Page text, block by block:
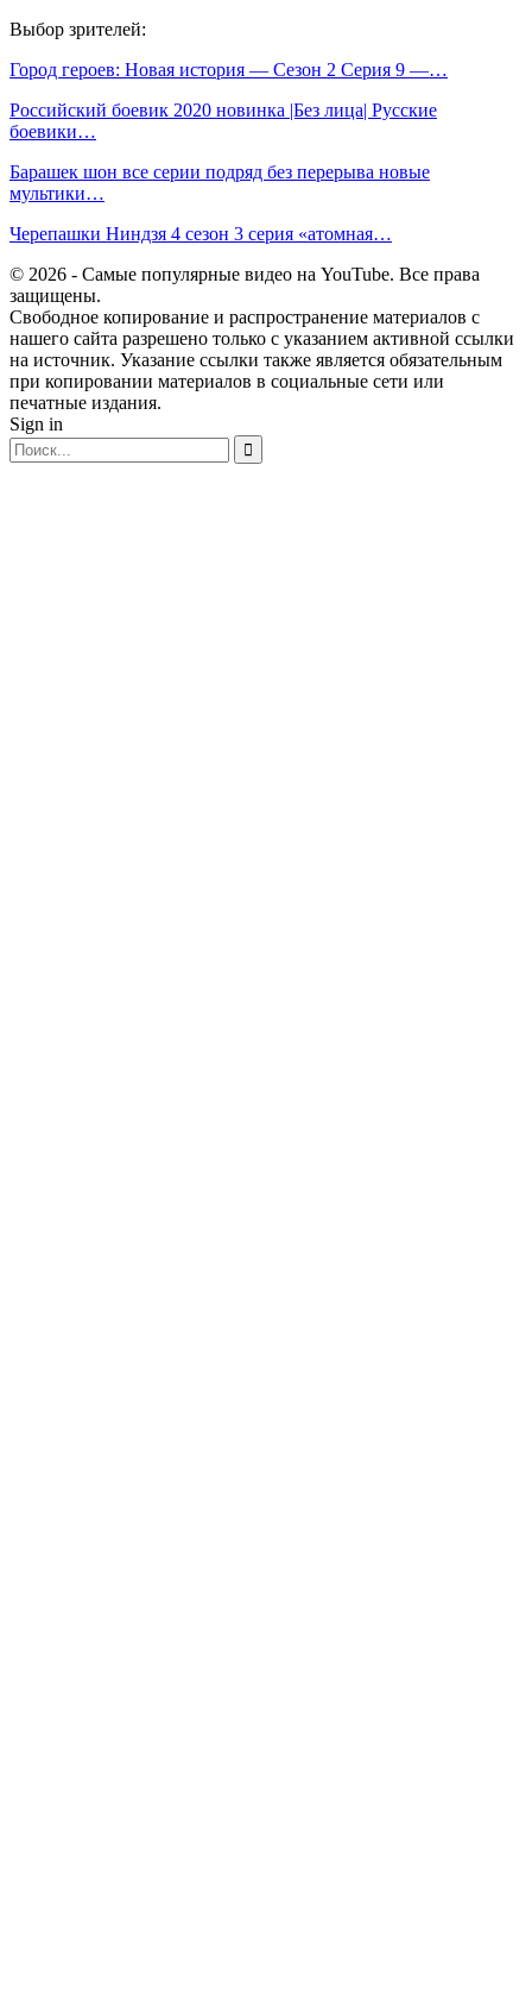
Выбор зрителей:
Город героев: Новая история — Сезон 2 Серия 9 —…
Российский боевик 2020 новинка |Без лица| Русские
боевики…
Барашек шон все серии подряд без перерыва новые
мультики…
Черепашки Ниндзя 4 сезон 3 серия «атомная…
© 2026 - Самые популярные видео на YouTube. Все права
защищены.
Свободное копирование и распространение материалов с
нашего сайта разрешено только с указанием активной ссылки
на источник. Указание ссылки также является обязательным
при копировании материалов в социальные сети или
печатные издания.
Sign in